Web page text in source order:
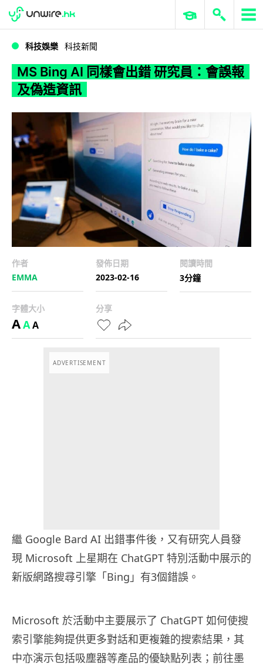
WWDC 2026 ERP 與商業 AI
科技娛樂 科技新聞
MS Bing AI 同樣會出錯 研究員：會誤報
及偽造資訊
作者
EMMA
發佈日期
2023-02-16
閱讀時間
3分鐘
字體大小
AAA
分享
ADVERTISEMENT
繼 Google Bard AI 出錯事件後，又有研究人員發
現 Microsoft 上星期在 ChatGPT 特別活動中展示的
新版網路搜尋引擎「Bing」有3個錯誤。
Microsoft 於活動中主要展示了 ChatGPT 如何使搜
索引擎能夠提供更多對話和更複雜的搜索結果，其
中亦演示包括吸塵器等產品的優缺點列表；前往墨